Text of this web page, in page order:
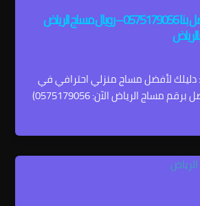
رقم مساج الرياض اتصل بنا 0575179056 – رويال مساج الرياض
دليلك لأفضل مساج منزلي احترافي في
كل حي بالرياض (اتصل برقم مساج الرياض الآن: 0575179056)